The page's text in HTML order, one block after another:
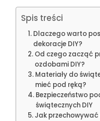
Spis treści
Dlaczego warto
dekoracje DIY?
Od czego zacząć
ozdobami DIY?
Materiały do
mieć pod ręką?
Bezpieczeństwo
świątecznych DIY
Jak przechowywać